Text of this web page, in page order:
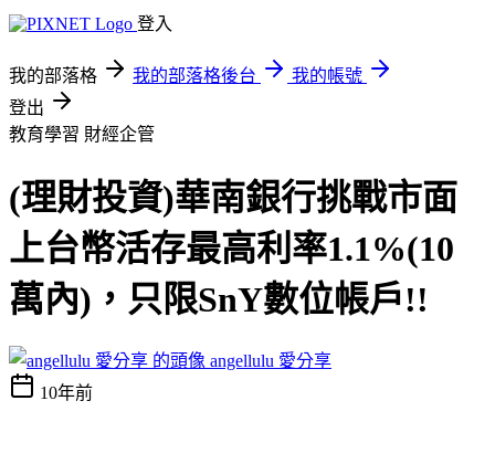
登入
我的部落格 我的部落格後台
我的帳號
登出
教育學習 財經企管
(理財投資)華南銀行挑戰市面
上台幣活存最高利率1.1%(10
萬內)，只限SnY數位帳戶!!
angellulu 愛分享
10年前